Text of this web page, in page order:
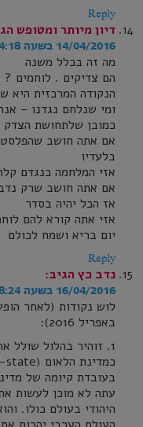
Reply
דיון מיותר ומטופש
14/04/2016 בשעה 14:18
מה זה בכלל משנה
הם צדיקים . לוחמים ?
הנקודה המרכזית היא
ומי שנלחם נגדנו –
כמובן שלתחושת
אם אתה חושב
בלעדיו
אזי המלחמה כנגדם
אם אתה חושב שרק
אז הכל יהיה בסדר
אזי אתה קורא להם
יום בריא ושמח לכולם
Reply
נדב כץ הגיב:
16/04/2016 בשעה 08:24
באפריל 2016):
1. זוהיר בהלול שולל
בעובדת קיומה של
עתה לא מוכן לעשות
היהודי בעולם כולו.